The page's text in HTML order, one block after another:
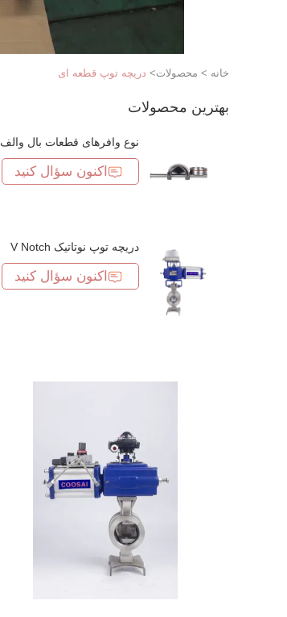
خانه > محصولات> دریچه توپ قطعه ای
بهترین محصولات
نوع وافرهای قطعات بال والف
اکنون سؤال کنید
دریچه توپ نوتاتیک V Notch
اکنون سؤال کنید